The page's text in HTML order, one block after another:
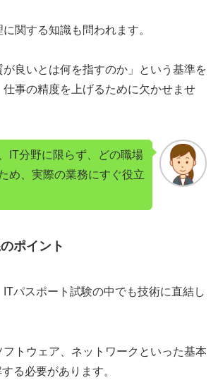
関する知識も問われます。
良いとは何を指すのか」という基準を
事の精度を上げるために欠かせませ
IT分野に限らず、どの職場
め、実際の業務にすぐ役立
ポイント
パスポート試験の中でも技術に直結し
トウェア、ネットワークといった基本
る必要があります。